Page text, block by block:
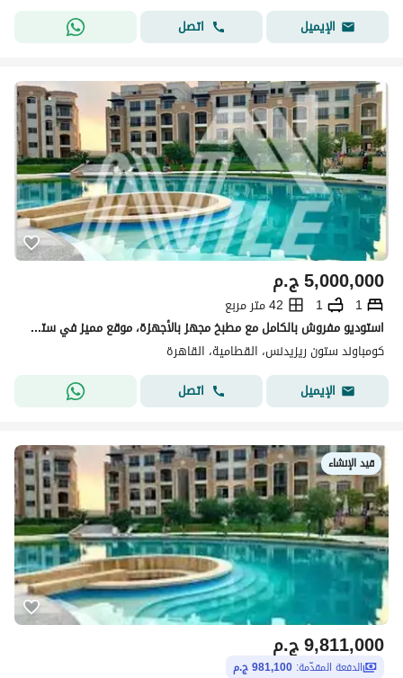
الإيميل
اتصل
ج.م5,000,000
1
1
42 متر مربع
استوديو مفروش بالكامل مع مطبخ مجهز بالأجهزة، موقع مميز في ستون ريزيدنس - القاهرة الجديدة
كومباوند ستون ريزيدنس، القطامية، القاهرة
الإيميل
اتصل
قيد الإنشاء
ج.م9,811,000
الدفعة المقدّمة: 981,100 ج.م